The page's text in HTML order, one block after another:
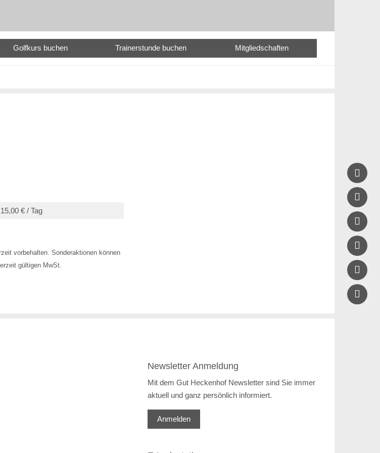
Golfkurs buchen Trainerstunde buchen Mitgliedschaften
15,00 € / Tag
vorbehalten. Sonderaktionen können
gültigen MwSt.
Newsletter Anmeldung
Mit dem Gut Heckenhof Newsletter sind Sie immer
aktuell und ganz persönlich informiert.
Anmelden




